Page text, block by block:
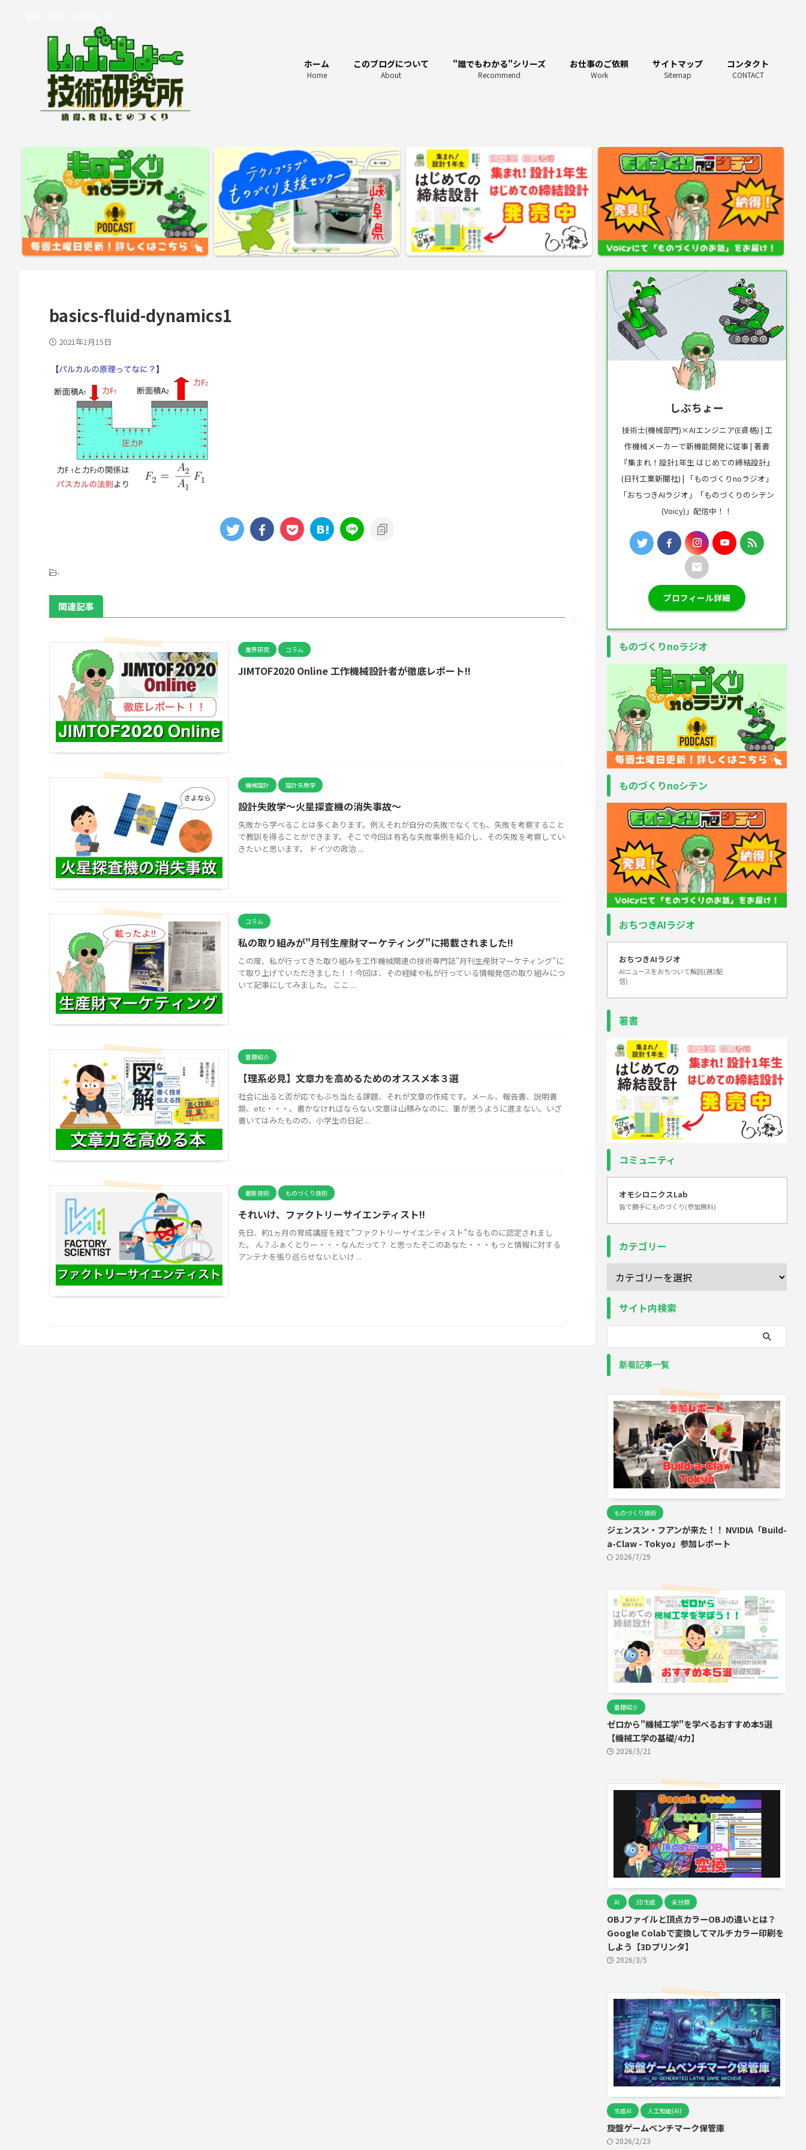
ホーム
Home
このブログについて
About
"誰でもわかる"シリーズ
Recommend
お仕事のご依頼
Work
サイトマップ
Sitemap
コンタクト
CONTACT
basics-fluid-dynamics1
2021年1月15日
-
関連記事
業界研究 コラム
JIMTOF2020 Online 工作機械設計者が徹底レポート!!
機械設計 設計失敗学
設計失敗学〜火星探査機の消失事故〜
失敗から学べることは多くあります。例えそれが自分の失敗でなくても、失敗を考察すること
で教訓を得ることができます。そこで今回は有名な失敗事例を紹介し、その失敗を考察してい
きたいと思います。 ドイツの政治 ...
コラム
私の取り組みが"月刊生産財マーケティング"に掲載されました!!
この度、私が行ってきた取り組みを工作機械関連の技術専門誌"月刊生産財マーケティング"に
て取り上げていただきました！！今回は、その経緯や私が行っている情報発信の取り組みにつ
いて記事にしてみました。 ここ ...
書籍紹介
【理系必見】文章力を高めるためのオススメ本３選
社会に出ると否が応でもぶち当たる課題、それが文章の作成です。メール、報告書、説明書
類、etc・・・。書かなければならない文章は山積みなのに、筆が思うように進まない。いざ
書いてはみたものの、小学生の日記 ...
最新技術 ものづくり技術
それいけ、ファクトリーサイエンティスト!!
先日、約1ヵ月の育成講座を経て"ファクトリーサイエンティスト"なるものに認定されまし
た。 ん？ふぁくとりー・・・なんだって？ と思ったそこのあなた・・・もっと情報に対する
アンテナを張り巡らせないといけ ...
しぶちょー
技術士(機械部門)×AIエンジニア(E資格) | 工
作機械メーカーで新機能開発に従事 | 著書
『集まれ！設計1年生 はじめての締結設計』
(日刊工業新聞社) | 「ものづくりnoラジオ」
「おちつきAIラジオ」「ものづくりのシテン
(Voicy)」配信中！！
プロフィール詳細
ものづくりnoラジオ
ものづくりnoシテン
おちつきAIラジオ
おちつきAIラジオ
AIニュースをおちついて解説(週2配
信)
著書
コミュニティ
オモシロニクスLab
皆で勝手にものづくり(参加無料)
カテゴリー
サイト内検索
新着記事一覧
ものづくり技術
ジェンスン・フアンが来た！！ NVIDIA「Build-
a-Claw - Tokyo」参加レポート
2026/7/29
書籍紹介
ゼロから"機械工学"を学べるおすすめ本5選
【機械工学の基礎/4力】
2026/3/21
AI 3D生成 未分類
OBJファイルと頂点カラーOBJの違いとは？
Google Colabで変換してマルチカラー印刷を
しよう【3Dプリンタ】
2026/3/5
生成AI 人工知能(AI)
旋盤ゲームベンチマーク保管庫
2026/2/23